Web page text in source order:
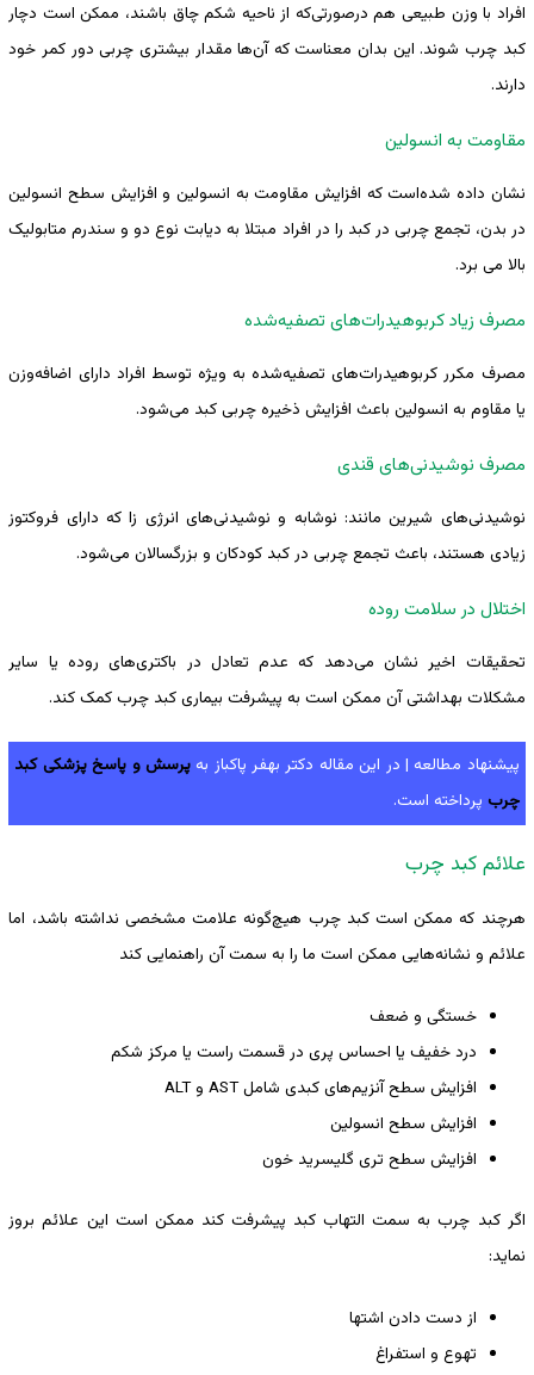
افراد با وزن طبیعی هم درصورتی‌که از ناحیه شکم چاق باشند، ممکن است دچار
کبد چرب شوند. این بدان معناست که آن‌ها مقدار بیشتری چربی دور کمر خود
دارند.
مقاومت به انسولین
نشان داده شده‌است که افزایش مقاومت به انسولین و افزایش سطح انسولین
در بدن، تجمع چربی در کبد را در افراد مبتلا به دیابت نوع دو و سندرم متابولیک
بالا می برد.
مصرف زیاد کربوهیدرات‌های تصفیه‌شده
مصرف مکرر کربوهیدرات‌های تصفیه‌شده به ویژه توسط افراد دارای اضافه‌وزن
یا مقاوم به انسولین باعث افزایش ذخیره چربی کبد می‌شود.
مصرف نوشیدنی‌های قندی
نوشیدنی‌های شیرین مانند: نوشابه و نوشیدنی‌های انرژی ‌زا که دارای فروکتوز
زیادی هستند، باعث تجمع چربی در کبد کودکان و بزرگسالان می‌شود.
اختلال در سلامت روده
تحقیقات اخیر نشان می‌دهد که عدم تعادل در باکتری‌های روده یا سایر
مشکلات بهداشتی آن ممکن است به پیشرفت بیماری کبد چرب کمک کند.
پیشنهاد مطالعه | در این مقاله دکتر بهفر پاکباز بهپرسش و پاسخ پزشکی کبد
چرب پرداخته است.
علائم کبد چرب
هرچند که ممکن است کبد چرب هیچ‌گونه علامت مشخصی نداشته باشد، اما
علائم و نشانه‌هایی ممکن است ما را به سمت آن راهنمایی کند
خستگی و ضعف
درد خفیف یا احساس پری در قسمت راست یا مرکز شکم
افزایش سطح آنزیم‌های کبدی شامل AST و ALT
افزایش سطح انسولین
افزایش سطح تری گلیسرید خون
اگر کبد چرب به سمت التهاب کبد پیشرفت کند ممکن است این علائم بروز
نماید:
از دست دادن اشتها
تهوع و استفراغ